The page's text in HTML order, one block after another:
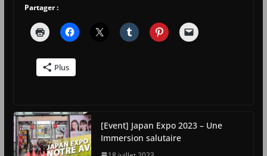
Partager :
Plus
[Event] Japan Expo 2023 – Une
Immersion salutaire